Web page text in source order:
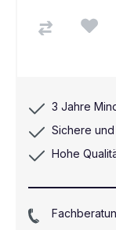
3 Jahre
Sichere
Hohe